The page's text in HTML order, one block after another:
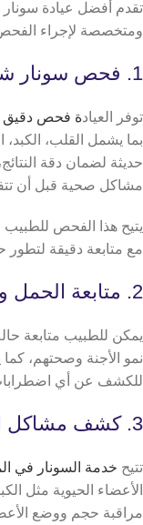
تقدم أفضل عيادة سونار
ومتخصصة لإجراء
1. فحص سونار شامل
توفر العيادة فحص دقيق
بما يشمل القلب،
حديثة لضمان دقة
مشاكل صحية قبل أن
يتيح هذا الفحص
مع متابعة دقيقة لتطور
2. متابعة الحمل والتناسل
يمكن للطبيب متابعة
نمو الأجنة وصحتهم، كما
للكشف عن أي
3. كشف مشاكل الجهاز الهضمي والكبد والكلى
تتيح خدمة السونار في
الأعضاء الحيوية مثل
مراقبة حجم ووضع